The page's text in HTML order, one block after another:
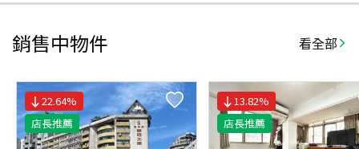
銷售中物件 看全部
22.64%
店長推薦
13.82%
店長推薦